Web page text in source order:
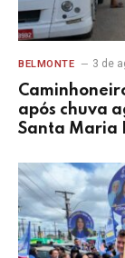
BELMONTE 3 de
após chuva
Santa Maria